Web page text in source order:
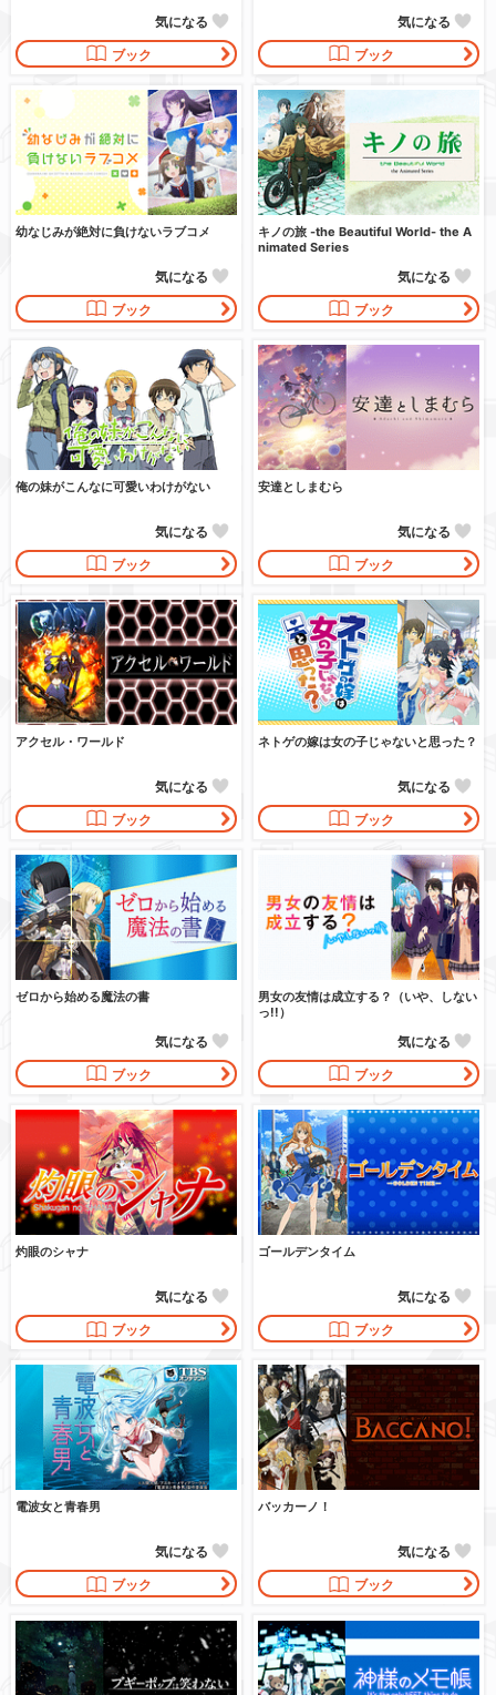
ブック
気になる
ブック
気になる
幼なじみが絶対に負けないラブコメ
ブック
気になる
キノの旅 -the Beautiful World- the A
nimated Series
ブック
気になる
俺の妹がこんなに可愛いわけがない
ブック
気になる
安達としまむら
ブック
気になる
アクセル・ワールド
ブック
気になる
ネトゲの嫁は女の子じゃないと思った？
ブック
気になる
ゼロから始める魔法の書
ブック
気になる
男女の友情は成立する？（いや、しない
っ!!）
ブック
気になる
灼眼のシャナ
ブック
気になる
ゴールデンタイム
ブック
気になる
電波女と青春男
ブック
気になる
バッカーノ！
ブック
気になる